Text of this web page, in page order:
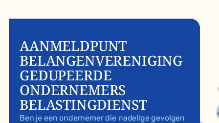
AANMELDPUNT
BELANGENVERENIGING
GEDUPEERDE
ONDERNEMERS
BELASTINGDIENST
Ben je een ondernemer die nadelige gevolgen